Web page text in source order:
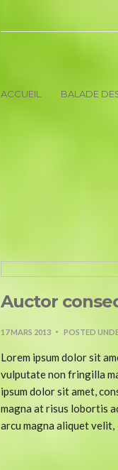
ACCUEIL BALADE
Auctor
17 MARS 2013 POSTED
Lorem ipsum dolor sit
vulputate non fringilla
ipsum dolor sit amet,
magna at risus lobortis
arcu magna aliquet velit,